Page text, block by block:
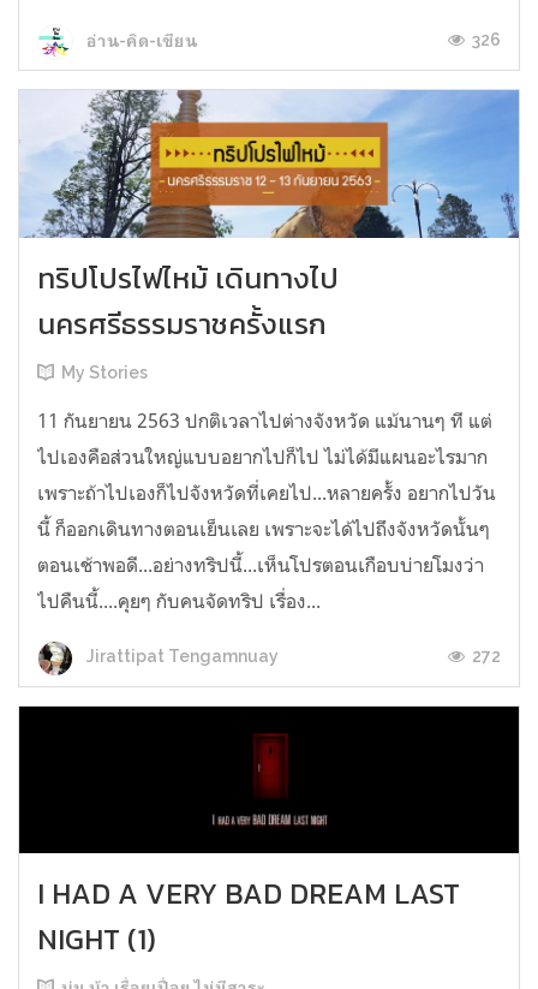
อ่าน-คิด-เขียน 326
ทริปโปรไฟไหม้ เดินทางไป
นครศรีธรรมราชครั้งแรก
My Stories
11 กันยายน 2563 ปกติเวลาไปต่างจังหวัด แม้นานๆ ที แต่
ไปเองคือส่วนใหญ่แบบอยากไปก็ไป ไม่ได้มีแผนอะไรมาก
เพราะถ้าไปเองก็ไปจังหวัดที่เคยไป...หลายครั้ง อยากไปวัน
นี้ ก็ออกเดินทางตอนเย็นเลย เพราะจะได้ไปถึงจังหวัดนั้นๆ
ตอนเช้าพอดี...อย่างทริปนี้...เห็นโปรตอนเกือบบ่ายโมงว่า
ไปคืนนี้....คุยๆ กับคนจัดทริป เรื่อง...
Jirattipat Tengamnuay 272
I HAD A VERY BAD DREAM LAST
NIGHT (1)